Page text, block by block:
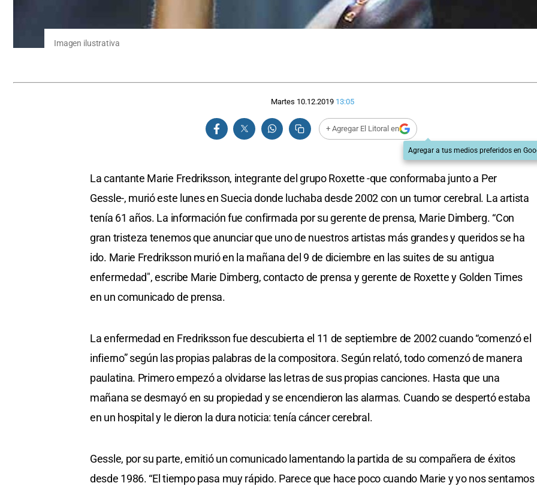
Imagen ilustrativa
Martes 10.12.2019 13:05
+ Agregar El Litoral en
Agregar a tus medios preferidos en
La cantante Marie Fredriksson, integrante del grupo Roxette -que conformaba junto a Per
Gessle-, murió este lunes en Suecia donde luchaba desde 2002 con un tumor cerebral. La artista
tenía 61 años. La información fue confirmada por su gerente de prensa, Marie Dimberg. “Con
gran tristeza tenemos que anunciar que uno de nuestros artistas más grandes y queridos se ha
ido. Marie Fredriksson murió en la mañana del 9 de diciembre en las suites de su antigua
enfermedad", escribe Marie Dimberg, contacto de prensa y gerente de Roxette y Golden Times
en un comunicado de prensa.
La enfermedad en Fredriksson fue descubierta el 11 de septiembre de 2002 cuando “comenzó el
infierno” según las propias palabras de la compositora. Según relató, todo comenzó de manera
paulatina. Primero empezó a olvidarse las letras de sus propias canciones. Hasta que una
mañana se desmayó en su propiedad y se encendieron las alarmas. Cuando se despertó estaba
en un hospital y le dieron la dura noticia: tenía cáncer cerebral.
Gessle, por su parte, emitió un comunicado lamentando la partida de su compañera de éxitos
desde 1986. “El tiempo pasa muy rápido. Parece que hace poco cuando Marie y yo nos sentamos